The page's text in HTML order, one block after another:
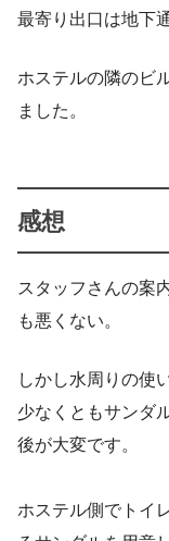
最寄り出口は地下
ホステルの隣のビ
ました。
感想
スタッフさんの案
も悪くない。
しかし水周りの使
少なくともサンダ
後が大変です。
ホステル側でトイ